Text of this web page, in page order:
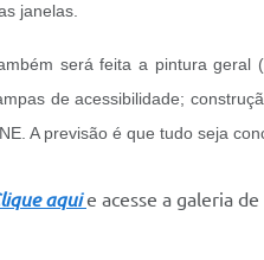
janelas.
será feita a ⁠pintura geral
de ⁠acessibilidade;
A previsão é que tudo seja
aquie acesse a galeria